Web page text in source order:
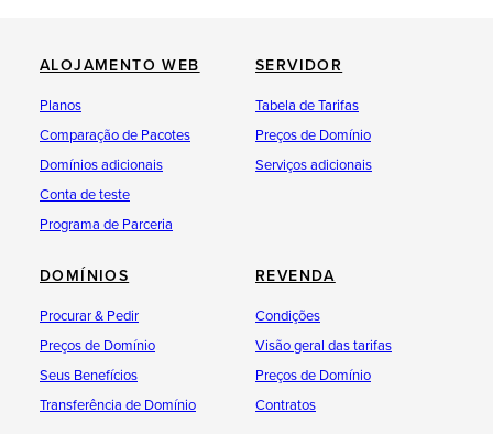
ALOJAMENTO WEB
Planos
Comparação de Pacotes
Domínios adicionais
Conta de teste
Programa de Parceria
SERVIDOR
Tabela de Tarifas
Preços de Domínio
Serviços adicionais
DOMÍNIOS
Procurar & Pedir
Preços de Domínio
Seus Benefícios
Transferência de Domínio
REVENDA
Condições
Visão geral das tarifas
Preços de Domínio
Contratos